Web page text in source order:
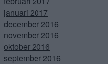
januari 2017
december 2016
november 2016
oktober 2016
september 2016